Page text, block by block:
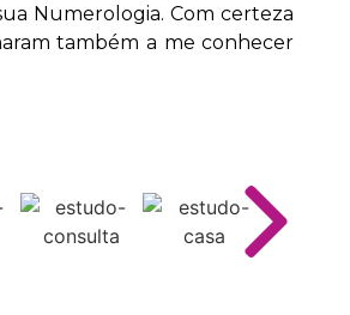
Numerologia. Com certeza
também a me conhecer
wegen dem oder wegen des
valiosas sobre a energia de
que aparecem em sua vida e